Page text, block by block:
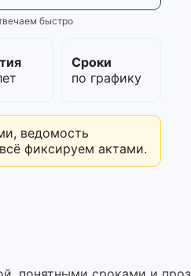
быстро
Сроки
по графику
ведомость
фиксируем актами.